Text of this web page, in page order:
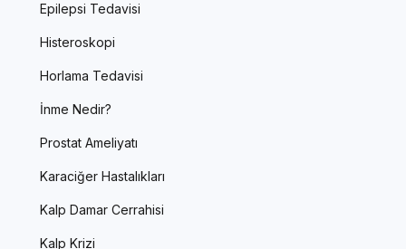
Epilepsi Tedavisi
Histeroskopi
Horlama Tedavisi
İnme Nedir?
Prostat Ameliyatı
Karaciğer Hastalıkları
Kalp Damar Cerrahisi
Kalp Krizi